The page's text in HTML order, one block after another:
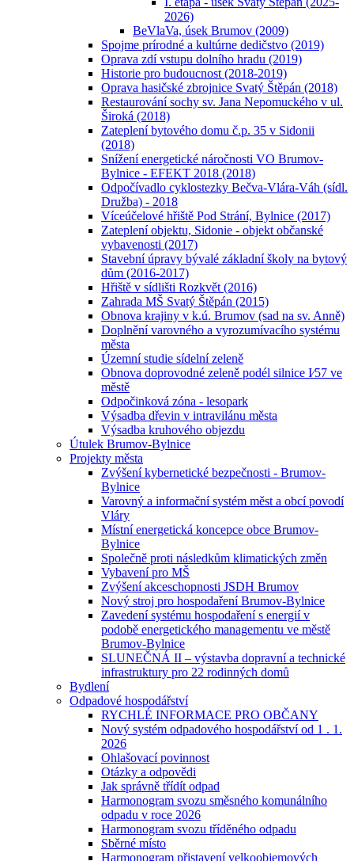
2026)
BeVlaVa, úsek Brumov (2009)
Spojme prírodné a kultúrne dedičstvo (2019)
Oprava zdí vstupu dolního hradu (2019)
Historie pro budoucnost (2018-2019)
Oprava hasičské zbrojnice Svatý Štěpán (2018)
Restaurování sochy sv. Jana Nepomuckého v ul.
Široká (2018)
Zateplení bytového domu č.p. 35 v Sidonii
(2018)
Snížení energetické náročnosti VO Brumov-
Bylnice - EFEKT 2018 (2018)
Odpočívadlo cyklostezky Bečva-Vlára-Váh (sídl.
Družba) - 2018
Víceúčelové hřiště Pod Strání, Bylnice (2017)
Zateplení objektu, Sidonie - objekt občanské
vybavenosti (2017)
Stavební úpravy bývalé základní školy na bytový
dům (2016-2017)
Hřiště v sídlišti Rozkvět (2016)
Zahrada MŠ Svatý Štěpán (2015)
Obnova krajiny v k.ú. Brumov (sad na sv. Anně)
Doplnění varovného a vyrozumívacího systému
města
Územní studie sídelní zeleně
Obnova doprovodné zeleně podél silnice I⁄57 ve
městě
Odpočinková zóna - lesopark
Výsadba dřevin v intravilánu města
Výsadba kruhového objezdu
Útulek Brumov-Bylnice
Projekty města
Zvýšení kybernetické bezpečnosti - Brumov-
Bylnice
Varovný a informační systém měst a obcí povodí
Vláry
Místní energetická koncepce obce Brumov-
Bylnice
Společně proti následkům klimatických změn
Vybavení pro MŠ
Zvýšení akceschopnosti JSDH Brumov
Nový stroj pro hospodaření Brumov-Bylnice
Zavedení systému hospodaření s energií v
podobě energetického managementu ve městě
Brumov-Bylnice
SLUNEČNÁ II – výstavba dopravní a technické
infrastruktury pro 22 rodinných domů
Bydlení
Odpadové hospodářství
RYCHLÉ INFORMACE PRO OBČANY
Nový systém odpadového hospodářství od 1 . 1.
2026
Ohlašovací povinnost
Otázky a odpovědi
Jak správně třídít odpad
Harmonogram svozu směsného komunálního
odpadu v roce 2026
Harmonogram svozu tříděného odpadu
Sběrné místo
Harmonogram přistavení velkoobjemových